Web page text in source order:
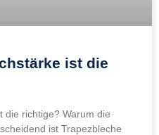
ist die
die richtige? Warum die
ist Trapezbleche